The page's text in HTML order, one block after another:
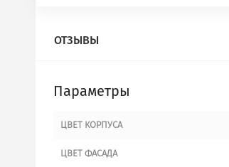
ОТЗЫВЫ
Параметры
ЦВЕТ КОРПУСА
ЦВЕТ ФАСАДА